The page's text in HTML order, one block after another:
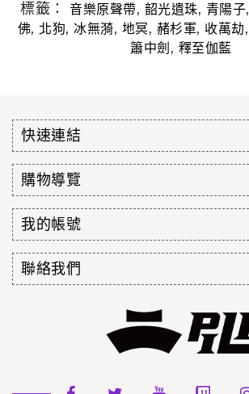
標籤： 音樂原聲帶, 韶光遺珠, 青陽子,
佛, 北狗,冰無漪, 地冥, 赭杉軍, 收萬劫,
簫中劍 , 釋至伽藍
快速連結
購物導覽
我的帳號
聯絡我們